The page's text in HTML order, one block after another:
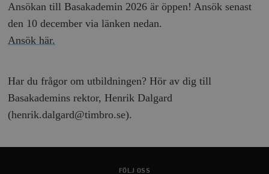
Ansökan till Basakademin 2026 är öppen! Ansök senast
den 10 december via länken nedan.
Ansök här.
Har du frågor om utbildningen? Hör av dig till
Basakademins rektor, Henrik Dalgard
(henrik.dalgard@timbro.se).
FÖLJ OSS
Namn
_hjFirstSeen